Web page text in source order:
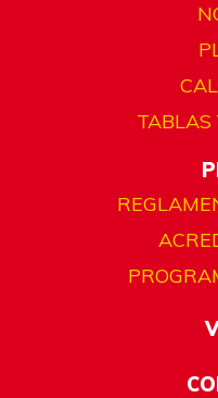
TABLAS